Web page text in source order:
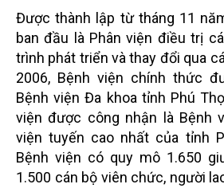
Được thành lập từ tháng 11
ban đầu là Phân viện điều trị
trình phát triển và thay đổi qua
2006, Bệnh viện chính thức
Bệnh viện Đa khoa tỉnh Phú
viện được công nhận là Bệnh
viện tuyến cao nhất của tỉnh
Bệnh viện có quy mô 1.650
1.500 cán bộ viên chức, người